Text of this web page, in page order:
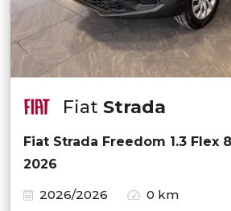
Fiat Strada
Fiat Strada Freedom 1.3 Flex
2026
2026/2026
0 km